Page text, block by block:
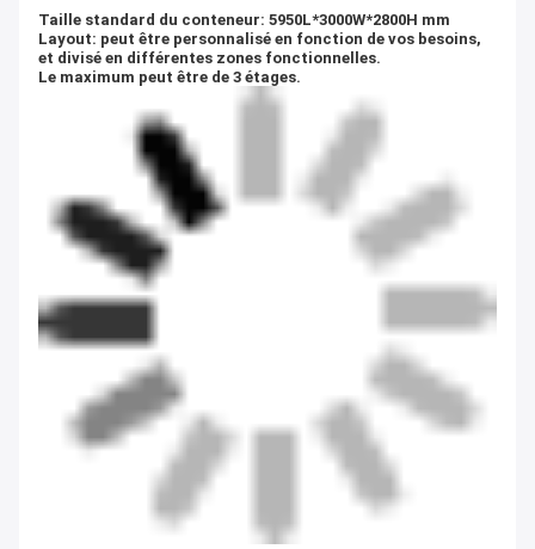
Taille standard du conteneur: 5950L*3000W*2800H mm
Layout: peut être personnalisé en fonction de vos besoins,
et divisé en différentes zones fonctionnelles.
Le maximum peut être de 3 étages.